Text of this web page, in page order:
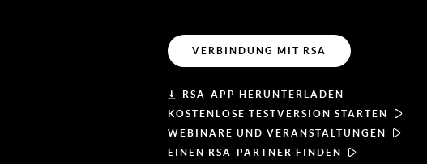
VERBINDUNG MIT RSA
RSA-APP HERUNTERLADEN
KOSTENLOSE TESTVERSION STARTEN
WEBINARE UND VERANSTALTUNGEN
EINEN RSA-PARTNER FINDEN